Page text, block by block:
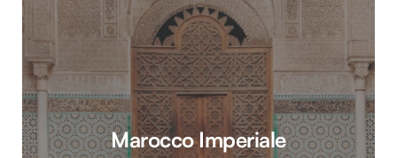
Marocco Imperiale